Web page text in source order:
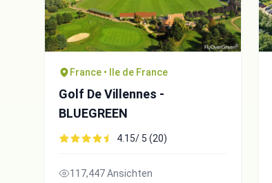
France • Ile de France
Golf De Villennes -
BLUEGREEN
4.15/ 5 (20)
117,447 Ansichten